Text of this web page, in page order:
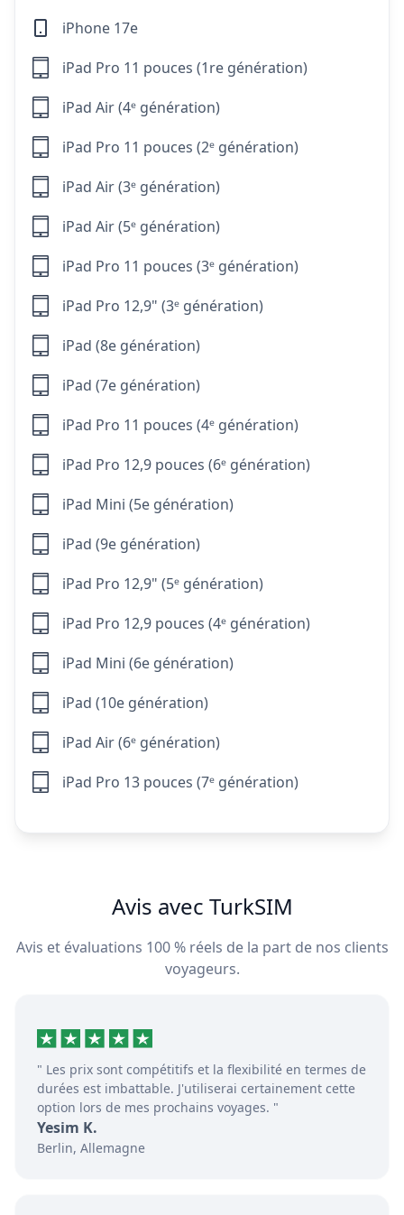
iPhone 17e
iPad Pro 11 pouces (1re génération)
iPad Air (4ᵉ génération)
iPad Pro 11 pouces (2ᵉ génération)
iPad Air (3ᵉ génération)
iPad Air (5ᵉ génération)
iPad Pro 11 pouces (3ᵉ génération)
iPad Pro 12,9" (3ᵉ génération)
iPad (8e génération)
iPad (7e génération)
iPad Pro 11 pouces (4ᵉ génération)
iPad Pro 12,9 pouces (6ᵉ génération)
iPad Mini (5e génération)
iPad (9e génération)
iPad Pro 12,9" (5ᵉ génération)
iPad Pro 12,9 pouces (4ᵉ génération)
iPad Mini (6e génération)
iPad (10e génération)
iPad Air (6ᵉ génération)
iPad Pro 13 pouces (7ᵉ génération)
Avis avec TurkSIM
Avis et évaluations 100 % réels de la part de nos clients
voyageurs.
" Les prix sont compétitifs et la flexibilité en termes de
durées est imbattable. J'utiliserai certainement cette
option lors de mes prochains voyages. "
Yesim K.
Berlin, Allemagne